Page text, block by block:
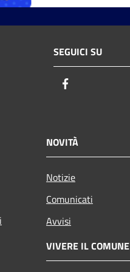
SEGUICI SU
NOVITÀ
Notizie
Comunicati
Avvisi
VIVERE IL COMUNE